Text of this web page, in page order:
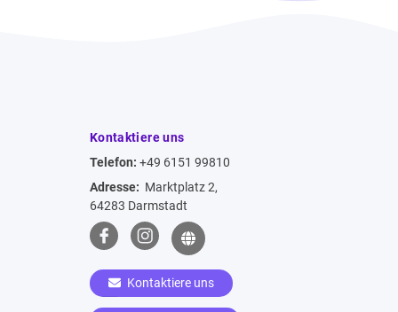
Kontaktiere uns
Telefon: +49 6151 99810
Adresse: Marktplatz 2,
64283 Darmstadt
Kontaktiere uns